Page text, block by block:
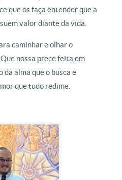
que os faça entender que a
valor diante da vida.
caminhar e olhar o
nossa prece feita em
alma que o busca e
que tudo redime.